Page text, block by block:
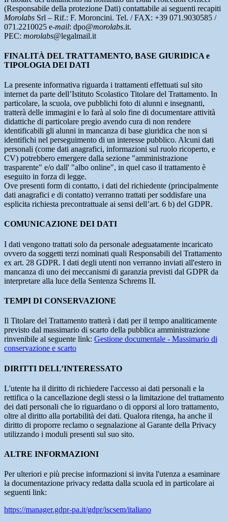
(Responsabile della protezione Dati) contattabile ai seguenti recapiti
Morolabs Srl – Rif.: F. Moroncini. Tel. / FAX: +39 071.9030585 /
071.2210025 e‐mail: dpo@morolabs.it.
PEC: morolabs@legalmail.it
FINALITÀ DEL TRATTAMENTO, BASE GIURIDICA e
TIPOLOGIA DEI DATI
La presente informativa riguarda i trattamenti effettuati sul sito
internet da parte dell’Istituto Scolastico Titolare del Trattamento. In
particolare, la scuola, ove pubblichi foto di alunni e insegnanti,
tratterà delle immagini e lo farà al solo fine di documentare attività
didattiche di particolare pregio avendo cura di non rendere
identificabili gli alunni in mancanza di base giuridica che non si
identifichi nel perseguimento di un interesse pubblico. Alcuni dati
personali (come dati anagrafici, informazioni sul ruolo ricoperto, e
CV) potrebbero emergere dalla sezione "amministrazione
trasparente" e/o dall' "albo online", in quel caso il trattamento è
eseguito in forza di legge.
Ove presenti form di contatto, i dati del richiedente (principalmente
dati anagrafici e di contatto) verranno trattati per soddisfare una
esplicita richiesta precontrattuale ai sensi dell’art. 6 b) del GDPR.
COMUNICAZIONE DEI DATI
I dati vengono trattati solo da personale adeguatamente incaricato
ovvero da soggetti terzi nominati quali Responsabili del Trattamento
ex art. 28 GDPR. I dati degli utenti non verranno inviati all'estero in
mancanza di uno dei meccanismi di garanzia previsti dal GDPR da
interpretare alla luce della Sentenza Schrems II.
TEMPI DI CONSERVAZIONE
Il Titolare del Trattamento tratterà i dati per il tempo analiticamente
previsto dal massimario di scarto della pubblica amministrazione
rinvenibile al seguente link: Gestione documentale - Massimario di
conservazione e scarto
DIRITTI DELL’INTERESSATO
L'utente ha il diritto di richiedere l'accesso ai dati personali e la
rettifica o la cancellazione degli stessi o la limitazione del trattamento
dei dati personali che lo riguardano o di opporsi al loro trattamento,
oltre al diritto alla portabilità dei dati. Qualora ritenga, ha anche il
diritto di proporre reclamo o segnalazione al Garante della Privacy
utilizzando i moduli presenti sul suo sito.
ALTRE INFORMAZIONI
Per ulteriori e più precise informazioni si invita l'utenza a esaminare
la documentazione privacy redatta dalla scuola ed in particolare ai
seguenti link:
https://manager.gdpr-pa.it/gdpr/iscsem/italiano